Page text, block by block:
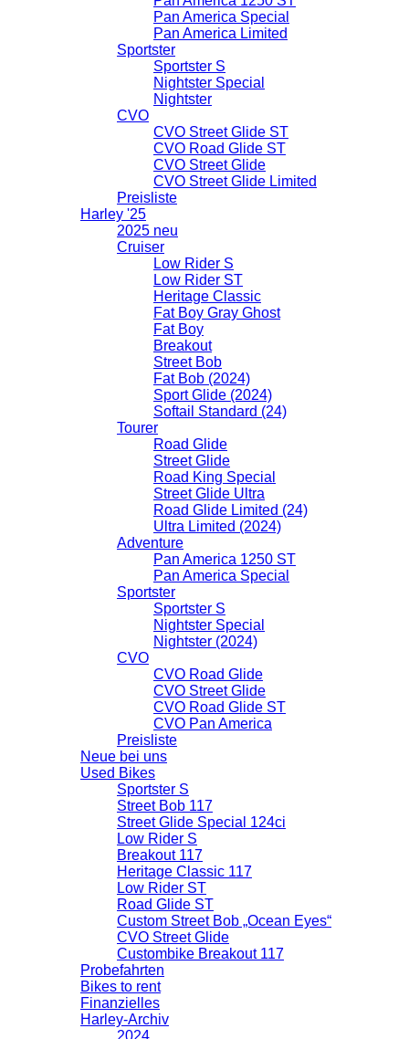
Pan America Special
Pan America Limited
Sportster
Sportster S
Nightster Special
Nightster
CVO
CVO Street Glide ST
CVO Road Glide ST
CVO Street Glide
CVO Street Glide Limited
Preisliste
Harley '25
2025 neu
Cruiser
Low Rider S
Low Rider ST
Heritage Classic
Fat Boy Gray Ghost
Fat Boy
Breakout
Street Bob
Fat Bob (2024)
Sport Glide (2024)
Softail Standard (24)
Tourer
Road Glide
Street Glide
Road King Special
Street Glide Ultra
Road Glide Limited (24)
Ultra Limited (2024)
Adventure
Pan America 1250 ST
Pan America Special
Sportster
Sportster S
Nightster Special
Nightster (2024)
CVO
CVO Road Glide
CVO Street Glide
CVO Road Glide ST
CVO Pan America
Preisliste
Neue bei uns
Used Bikes
Sportster S
Street Bob 117
Street Glide Special 124ci
Low Rider S
Breakout 117
Heritage Classic 117
Low Rider ST
Road Glide ST
Custom Street Bob „Ocean Eyes“
CVO Street Glide
Custombike Breakout 117
Probefahrten
Bikes to rent
Finanzielles
Harley-Archiv
2024